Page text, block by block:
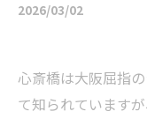
2026/03/02
心斎橋は大阪屈指
て知られています